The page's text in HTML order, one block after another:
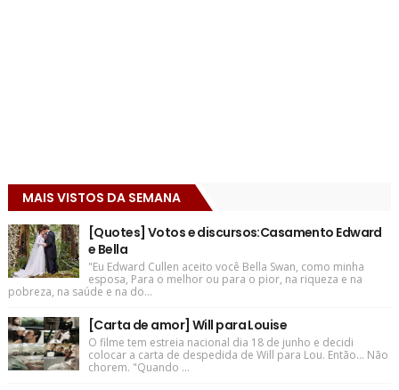
MAIS VISTOS DA SEMANA
[Quotes] Votos e discursos:Casamento Edward
e Bella
"Eu Edward Cullen aceito você Bella Swan, como minha
esposa, Para o melhor ou para o pior, na riqueza e na
pobreza, na saúde e na do...
[Carta de amor] Will para Louise
O filme tem estreia nacional dia 18 de junho e decidi
colocar a carta de despedida de Will para Lou. Então... Não
chorem. "Quando ...